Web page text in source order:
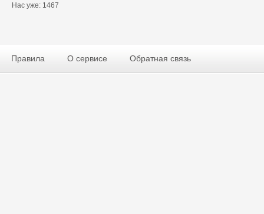
Нас уже: 1467
Правила О сервисе Обратная связь